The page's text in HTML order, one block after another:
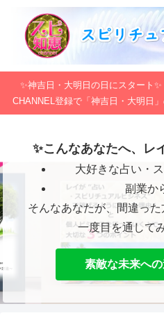
✨神吉日・大明日の日にスタート
CHANNEL登録で「神吉日・大明日
✨こんなあなたへ、レ
大好きな占い・
副業か
そんなあなたが、間違っ
一度目を通して
素敵な未来へ